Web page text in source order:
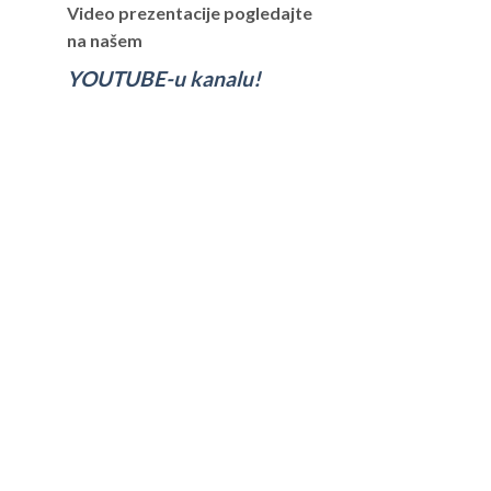
Video prezentacije pogledajte
na našem
YOUTUBE-u kanalu!